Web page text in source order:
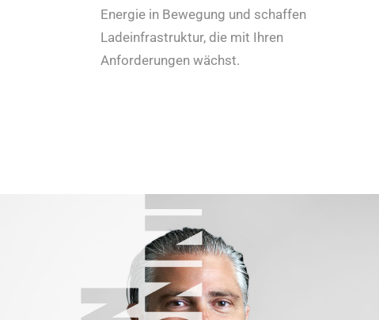
Energie in Bewegung und schaffen
Ladeinfrastruktur, die mit Ihren
Anforderungen wächst.